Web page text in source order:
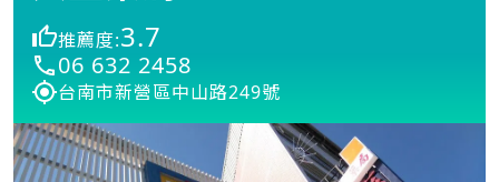
推薦度:3.7
06 632 2458
台南市新營區中山路249號